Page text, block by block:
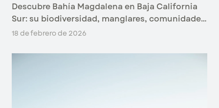
Descubre Bahía Magdalena en Baja California
Sur: su biodiversidad, manglares, comunidades
de Isla Magdalena e Isla Margarita, temporada
18 de febrero de 2026